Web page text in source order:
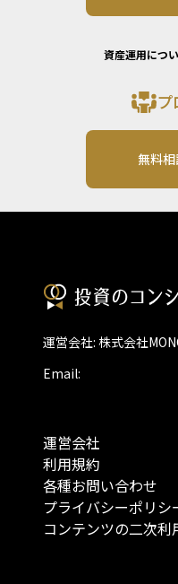
資産運用につ
無料
運営会社: 株式会社
Email:
運営会社
利用規約
各種お問い合わせ
プライバシーポリシ
コンテンツの二次利